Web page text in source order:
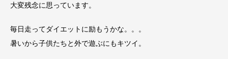
大変残念に思っています。
毎日走ってダイエットに励もうかな。。。
暑いから子供たちと外で遊ぶにもキツイ。